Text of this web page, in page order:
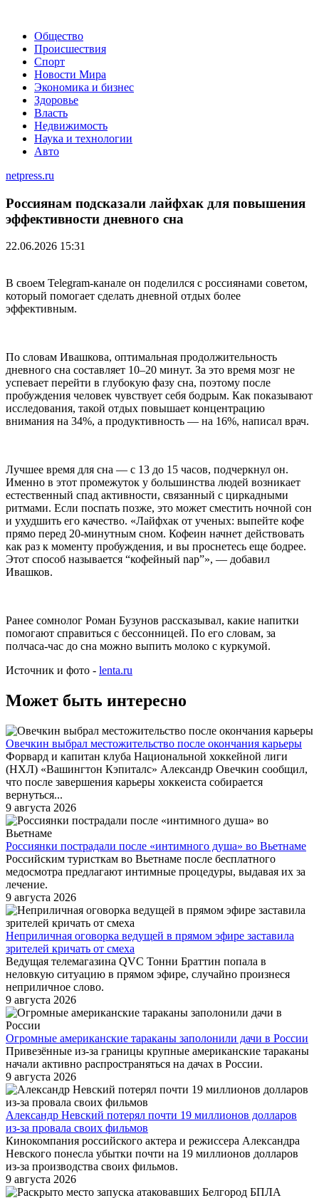
Общество
Происшествия
Спорт
Новости Мира
Экономика и бизнес
Здоровье
Власть
Недвижимость
Наука и технологии
Авто
netpress.ru
Россиянам подсказали лайфхак для повышения
эффективности дневного сна
22.06.2026 15:31
В своем Telegram-канале он поделился с россиянами советом,
который помогает сделать дневной отдых более
эффективным.
По словам Ивашкова, оптимальная продолжительность
дневного сна составляет 10–20 минут. За это время мозг не
успевает перейти в глубокую фазу сна, поэтому после
пробуждения человек чувствует себя бодрым. Как показывают
исследования, такой отдых повышает концентрацию
внимания на 34%, а продуктивность — на 16%, написал врач.
Лучшее время для сна — с 13 до 15 часов, подчеркнул он.
Именно в этот промежуток у большинства людей возникает
естественный спад активности, связанный с циркадными
ритмами. Если поспать позже, это может сместить ночной сон
и ухудшить его качество. «Лайфхак от ученых: выпейте кофе
прямо перед 20-минутным сном. Кофеин начнет действовать
как раз к моменту пробуждения, и вы проснетесь еще бодрее.
Этот способ называется “кофейный nap”», — добавил
Ивашков.
Ранее сомнолог Роман Бузунов рассказывал, какие напитки
помогают справиться с бессонницей. По его словам, за
полчаса-час до сна можно выпить молоко с куркумой.
Источник и фото - lenta.ru
Может быть интересно
Овечкин выбрал местожительство после окончания карьеры
Форвард и капитан клуба Национальной хоккейной лиги
(НХЛ) «Вашингтон Кэпиталс» Александр Овечкин сообщил,
что после завершения карьеры хоккеиста собирается
вернуться...
9 августа 2026
Россиянки пострадали после «интимного душа» во Вьетнаме
Российским туристкам во Вьетнаме после бесплатного
медосмотра предлагают интимные процедуры, выдавая их за
лечение.
9 августа 2026
Неприличная оговорка ведущей в прямом эфире заставила
зрителей кричать от смеха
Ведущая телемагазина QVC Тонни Браттин попала в
неловкую ситуацию в прямом эфире, случайно произнеся
неприличное слово.
9 августа 2026
Огромные американские тараканы заполонили дачи в России
Привезённые из-за границы крупные американские тараканы
начали активно распространяться на дачах в России.
9 августа 2026
Александр Невский потерял почти 19 миллионов долларов
из-за провала своих фильмов
Кинокомпания российского актера и режиссера Александра
Невского понесла убытки почти на 19 миллионов долларов
из-за производства своих фильмов.
9 августа 2026